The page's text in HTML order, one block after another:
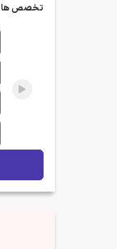
تخصص ها